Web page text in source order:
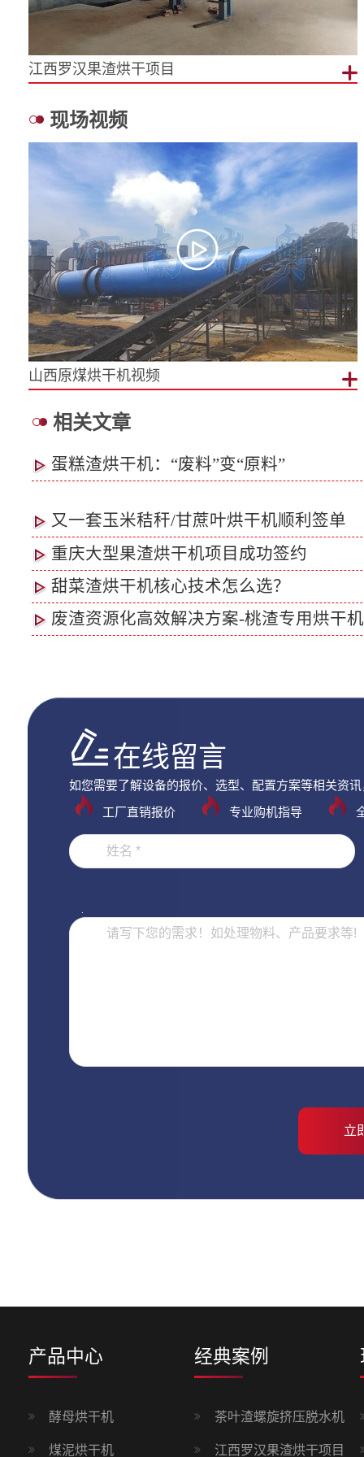
江西罗汉果渣烘干项目
现场视频
山西原煤烘干机视频
相关文章
蛋糕渣烘干机：“废料”变“原料”
又一套玉米秸秆/甘蔗叶烘干机顺利签单
重庆大型果渣烘干机项目成功签约
甜菜渣烘干机核心技术怎么选？
废渣资源化高效解决方案-桃渣专用烘干机
在线留言
如您需要了解设备的报价、选型、配置方案等相关资
工厂直销报价 专业购机指导
产品中心
酵母烘干机
煤泥烘干机
经典案例
茶叶渣螺旋挤压脱水机
江西罗汉果渣烘干项目